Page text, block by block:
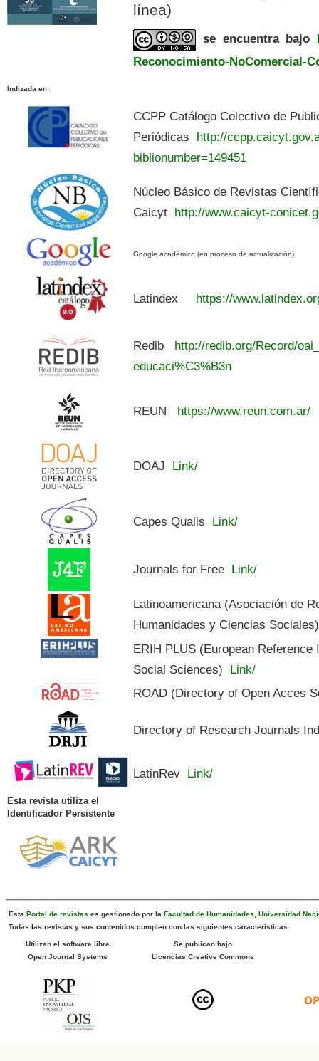
línea)
se encuentra bajo
Reconocimiento-NoComercial-
Indizada en:
CCPP Catálogo Colectivo de
Periódicas http://
biblionumber=149451
Núcleo Básico de Revistas
Caicyt http://www.caicyt-
Google académico (en proceso de actualización)
Latindex https://
Redib
http://redib.org/Record/
educaci%C3%B3n
REUN https://www.reun.com.ar/
DOAJ Link/
Capes Qualis Link/
Journals for Free Link/
Latinoamericana (Asociación de
Humanidades y Ciencias Sociales)
ERIH PLUS (European
Social Sciences) Link/
ROAD (Directory of Open Acces
Directory of Research Journals
LatinRev Link/
Esta revista utiliza el
Identificador Persistente
Esta Portal de revistas es gestionado por la Facultad de Humanidades
Universidad
Todas las revistas y sus contenidos cumplen con las siguientes características:
Utilizan el software libre
Open Journal Systems
Se publican bajo
Licencias Creative Commons